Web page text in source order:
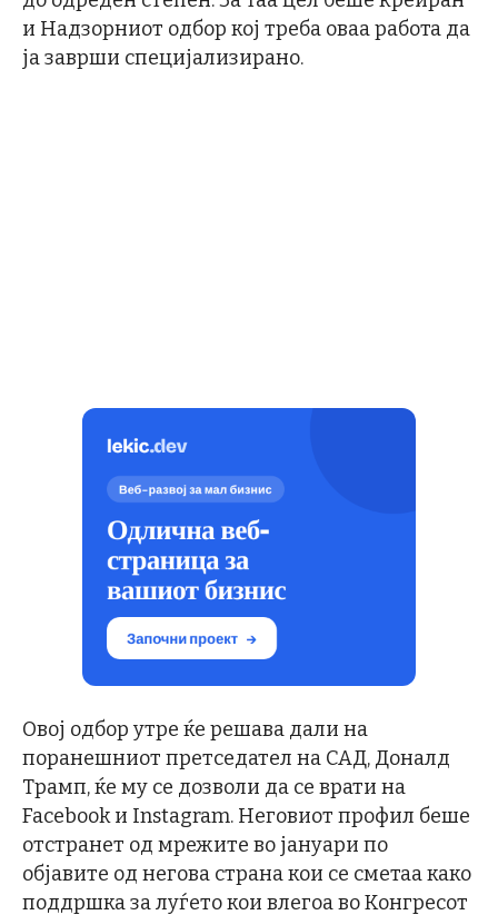
и Надзорниот одбор кој треба оваа работа да
ја заврши специјализирано.
Овој одбор утре ќе решава дали на
поранешниот претседател на САД, Доналд
Трамп, ќе му се дозволи да се врати на
Facebook и Instagram. Неговиот профил беше
отстранет од мрежите во јануари по
објавите од негова страна кои се сметаа како
поддршка за луѓето кои влегоа во Конгресот